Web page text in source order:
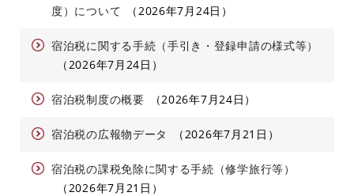
度）について
2026年7月24日
宿泊税に関する手続（手引き・登録申請の様式等）
2026年7月24日
宿泊税制度の概要 2026年7月24日
宿泊税の広報物データ 2026年7月21日
宿泊税の課税免除に関する手続（修学旅行等）
2026年7月21日